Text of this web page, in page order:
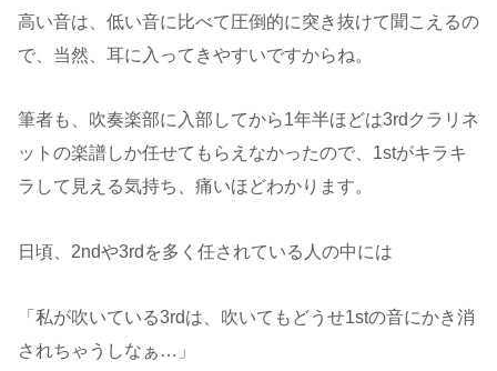
高い音は、低い音に比べて圧倒的に突き抜けて聞こえるの
で、当然、耳に入ってきやすいですからね。
筆者も、吹奏楽部に入部してから1年半ほどは3rdクラリネ
ットの楽譜しか任せてもらえなかったので、1stがキラキ
ラして見える気持ち、痛いほどわかります。
日頃、2ndや3rdを多く任されている人の中には
「私が吹いている3rdは、吹いてもどうせ1stの音にかき消
されちゃうしなぁ…」